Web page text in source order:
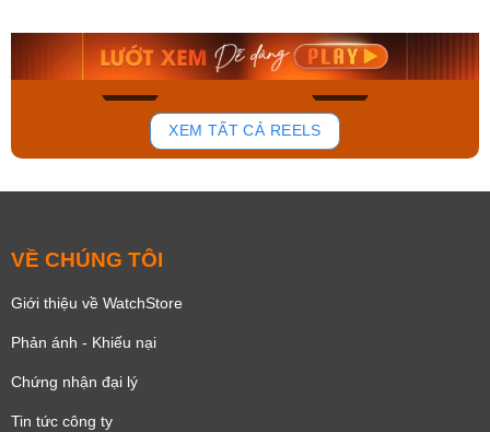
137
Mua ngay Mua ngay
XEM TẤT CẢ REELS
VỀ CHÚNG TÔI
Giới thiệu về WatchStore
Phản ánh - Khiếu nại
Chứng nhận đại lý
Tin tức công ty